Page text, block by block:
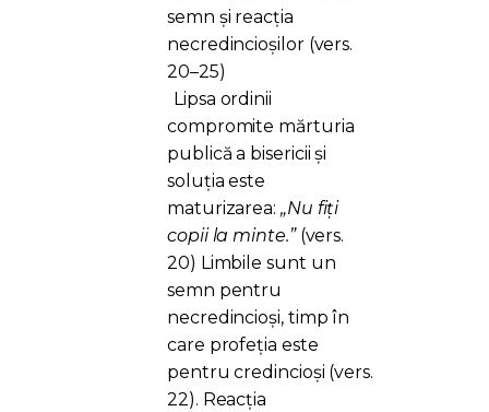
semn și reacția
necredincioșilor (vers.
20–25)
Lipsa ordinii
compromite mărturia
publică a bisericii și
soluția este
maturizarea: „Nu fiți
copii la minte.”(vers.
20) Limbile sunt un
semn pentru
necredincioși, timp în
care profeția este
pentru credincioși (vers.
22). Reacția